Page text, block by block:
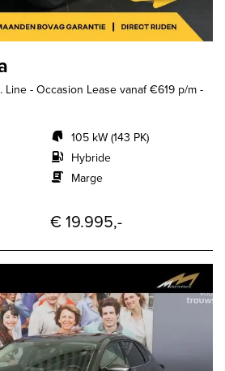
Line - Occasion Lease vanaf €619 p/m -
105 kW (143 PK)
Hybride
Marge
€ 19.995,-